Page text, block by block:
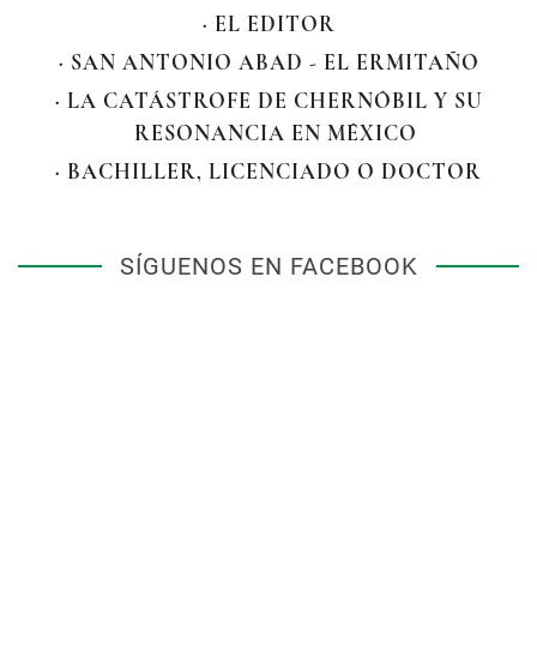
· EL EDITOR
· SAN ANTONIO ABAD - EL ERMITAÑO
· LA CATÁSTROFE DE CHERNÓBIL Y SU
RESONANCIA EN MÉXICO
· BACHILLER, LICENCIADO O DOCTOR
SÍGUENOS EN FACEBOOK